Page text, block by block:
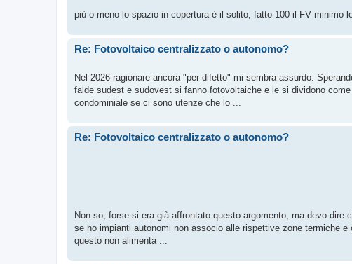
più o meno lo spazio in copertura è il solito, fatto 100 il FV minimo
Re: Fotovoltaico centralizzato o autonomo?
Nel 2026 ragionare ancora "per difetto" mi sembra assurdo.
falde sudest e sudovest si fanno fotovoltaiche e le si dividono
condominiale se ci sono utenze che lo ...
Re: Fotovoltaico centralizzato o autonomo?
Non so, forse si era già affrontato questo argomento, ma devo
se ho impianti autonomi non associo alle rispettive zone termiche
questo non alimenta ...